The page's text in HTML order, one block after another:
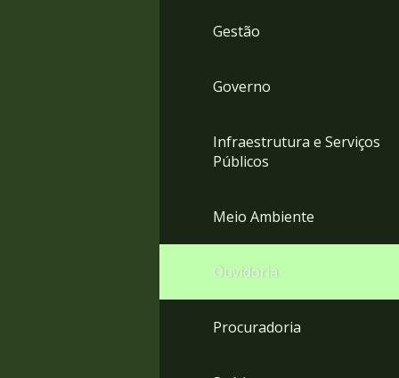
Gestão
Governo
Infraestrutura e Serviços
Públicos
Meio Ambiente
Ouvidoria
Procuradoria